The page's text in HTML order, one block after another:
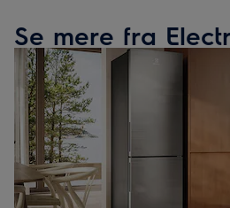
Se mere fra